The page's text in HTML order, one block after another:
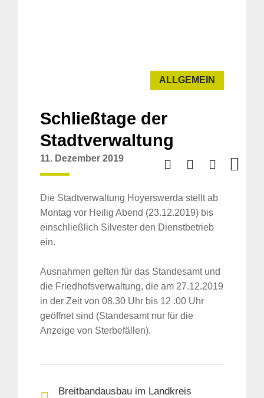
ALLGEMEIN
Schließtage der
Stadtverwaltung
11. Dezember 2019
Die Stadtverwaltung Hoyerswerda stellt ab
Montag vor Heilig Abend (23.12.2019) bis
einschließlich Silvester den Dienstbetrieb
ein.
Ausnahmen gelten für das Standesamt und
die Friedhofsverwaltung, die am 27.12.2019
in der Zeit von 08.30 Uhr bis 12 .00 Uhr
geöffnet sind (Standesamt nur für die
Anzeige von Sterbefällen).
Breitbandausbau im Landkreis